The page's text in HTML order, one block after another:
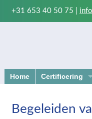
+31 653 40 50 75 |
Home Certificering
Verbetering
Begeleiden